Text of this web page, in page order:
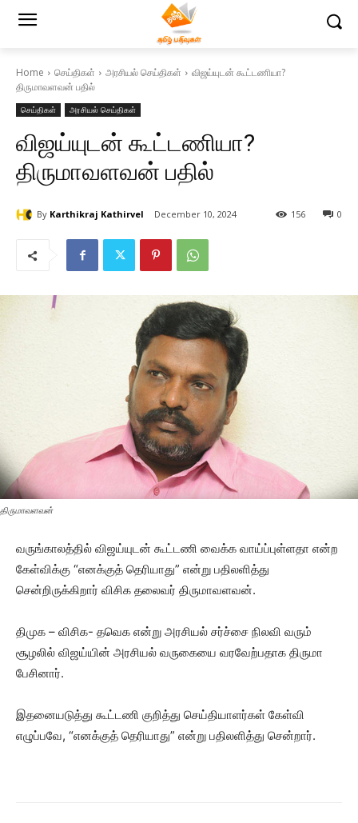
Home செய்திகள் அரசியல் செய்திகள்
விஜய்யுடன் கூட்டணியா?
திருமாவளவன் பதில்
செய்திகள் அரசியல் செய்திகள்
விஜய்யுடன் கூட்டணியா?
திருமாவளவன் பதில்
By Karthikraj Kathirvel December 10, 2024 0
156
திருமாவளவன்
வருங்காலத்தில் விஜய்யுடன் கூட்டணி வைக்க வாய்ப்புள்ளதா என்ற
கேள்விக்கு “எனக்குத் தெரியாது” என்று பதிலளித்து
சென்றிருக்கிறார் விசிக தலைவர் திருமாவளவன்.
திமுக – விசிக- தவெக என்று அரசியல் சர்ச்சை நிலவி வரும்
சூழலில் விஜய்யின் அரசியல் வருகையை வரவேற்பதாக திருமா
பேசினார்.
இதனையடுத்து கூட்டணி குறித்து செய்தியாளர்கள் கேள்வி
எழுப்பவே, “எனக்குத் தெரியாது” என்று பதிலளித்து சென்றார்.